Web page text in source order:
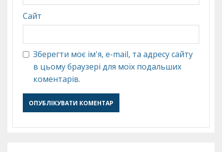
Сайт
Зберегти моє ім'я, e-mail, та адресу сайту
в цьому браузері для моїх подальших
коментарів.